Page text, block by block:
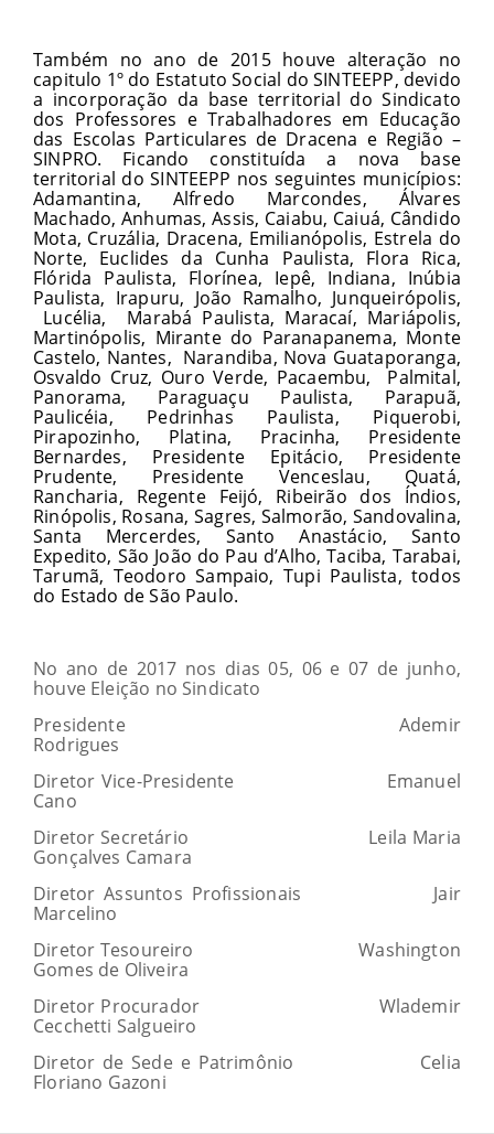
Também no ano de 2015 houve alteração no
capitulo 1º do Estatuto Social do SINTEEPP, devido
a incorporação da base territorial do Sindicato
dos Professores e Trabalhadores em Educação
das Escolas Particulares de Dracena e Região –
SINPRO. Ficando constituída a nova base
territorial do SINTEEPP nos seguintes municípios:
Adamantina, Alfredo Marcondes, Álvares
Machado, Anhumas, Assis, Caiabu, Caiuá, Cândido
Mota, Cruzália, Dracena, Emilianópolis, Estrela do
Norte, Euclides da Cunha Paulista, Flora Rica,
Flórida Paulista, Florínea, Iepê, Indiana, Inúbia
Paulista, Irapuru, João Ramalho, Junqueirópolis,
Lucélia, Marabá Paulista, Maracaí, Mariápolis,
Martinópolis, Mirante do Paranapanema, Monte
Castelo, Nantes, Narandiba, Nova Guataporanga,
Osvaldo Cruz, Ouro Verde, Pacaembu, Palmital,
Panorama, Paraguaçu Paulista, Parapuã,
Paulicéia, Pedrinhas Paulista, Piquerobi,
Pirapozinho, Platina, Pracinha, Presidente
Bernardes, Presidente Epitácio, Presidente
Prudente, Presidente Venceslau, Quatá,
Rancharia, Regente Feijó, Ribeirão dos Índios,
Rinópolis, Rosana, Sagres, Salmorão, Sandovalina,
Santa Mercerdes, Santo Anastácio, Santo
Expedito, São João do Pau d’Alho, Taciba, Tarabai,
Tarumã, Teodoro Sampaio, Tupi Paulista, todos
do Estado de São Paulo.
No ano de 2017 nos dias 05, 06 e 07 de junho,
houve Eleição no Sindicato
Presidente Ademir
Rodrigues
Diretor Vice-Presidente Emanuel
Cano
Diretor Secretário Leila Maria
Gonçalves Camara
Diretor Assuntos Profissionais Jair
Marcelino
Diretor Tesoureiro Washington
Gomes de Oliveira
Diretor Procurador Wlademir
Cecchetti Salgueiro
Diretor de Sede e Patrimônio Celia
Floriano Gazoni